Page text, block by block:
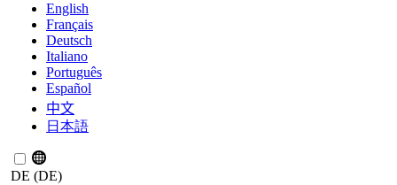
English
Français
Deutsch
Italiano
Português
Español
中文
日本語
DE (DE)